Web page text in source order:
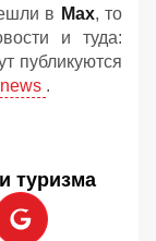
в Мах, то
и туда:
публикуются
.
туризма